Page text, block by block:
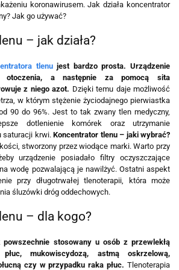
koronawirusem. Jak działa koncentrator
Jak go używać?
– jak działa?
tlenujest bardzo prosta. Urządzenie
otoczenia, a następnie za pomocą sita
z niego azot. Dzięki temu daje możliwość
w którym stężenie życiodajnego pierwiastka
90 do 96%. Jest to tak zwany tlen medyczny,
dotlenienie komórek oraz utrzymanie
saturacji krwi. Koncentrator tlenu – jaki wybrać?
stworzony przez wiodące marki. Warto przy
urządzenie posiadało filtry oczyszczające
wodę pozwalającą je nawilżyć. Ostatni aspekt
przy długotrwałej tlenoterapii, która może
śluzówki dróg oddechowych.
– dla kogo?
powszechnie stosowany u osób z przewlekłą
mukowiscydozą, astmą oskrzelową,
czy w przypadku raka płuc. Tlenoterapia